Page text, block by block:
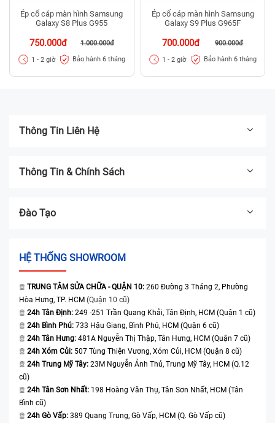
Ép cổ cáp màn hình Samsung
Galaxy S8 Plus G955
750.000đ 1.000.000đ
1 - 2 giờ Bảo hành 6 tháng
Ép cổ cáp màn hình Samsung
Galaxy S9 Plus G965F
700.000đ 900.000đ
1 - 2 giờ Bảo hành 6 tháng
Thông Tin Liên Hệ
Thông Tin & Chính Sách
Đào Tạo
HỆ THỐNG SHOWROOM
TRUNG TÂM SỬA CHỮA - QUẬN 10: 260 Đường 3 Tháng 2, Phường
Hòa Hưng, TP. HCM (Quận 10 cũ)
24h Tân Định: 249 -251 Trần Quang Khải, Tân Định, HCM (Quận 1 cũ)
24h Bình Phú: 733 Hậu Giang, Bình Phú, HCM (Quận 6 cũ)
24h Tân Hưng: 481A Nguyễn Thị Thập, Tân Hưng, HCM (Quận 7 cũ)
24h Xóm Củi: 507 Tùng Thiện Vương, Xóm Củi, HCM (Quận 8 cũ)
24h Trung Mỹ Tây: 23M Nguyễn Ảnh Thủ, Trung Mỹ Tây, HCM (Q.12
cũ)
24h Tân Sơn Nhất: 198 Hoàng Văn Thụ, Tân Sơn Nhất, HCM (Tân
Bình cũ)
24h Gò Vấp: 389 Quang Trung, Gò Vấp, HCM (Q. Gò Vấp cũ)